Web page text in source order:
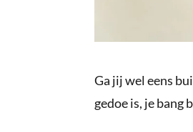
Ga jij wel eens
gedoe is, je bang